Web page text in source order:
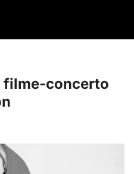
filme-concerto